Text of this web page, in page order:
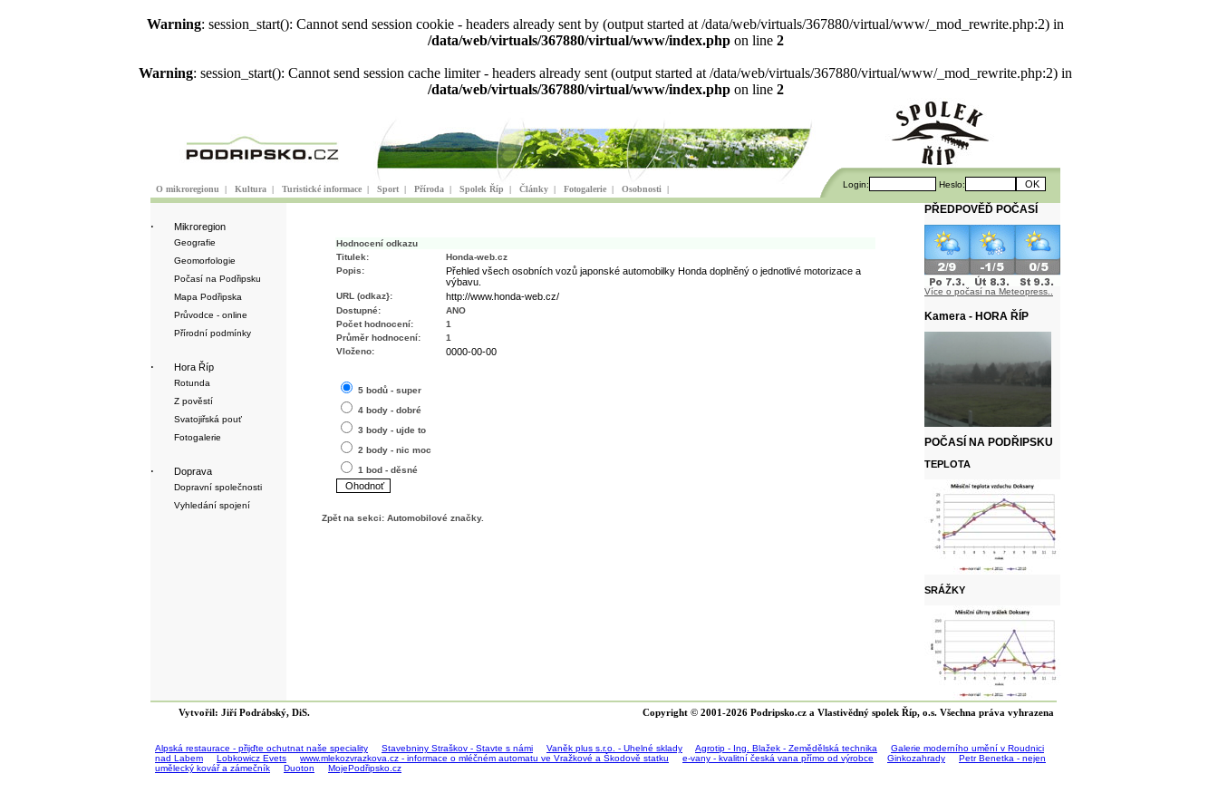
Warning: session_start(): Cannot send session cookie - headers already sent by (output started at /data/web/virtuals/367880/virtual/www/_mod_rewrite.php:2) in
/data/web/virtuals/367880/virtual/www/index.phpon line 2
Warning: session_start(): Cannot send session cache limiter - headers already sent (output started at /data/web/virtuals/367880/virtual/www/_mod_rewrite.php:2) in
/data/web/virtuals/367880/virtual/www/index.phpon line 2
O mikroregionu | Kultura | Turistické informace | Sport | Příroda | Spolek Říp | Články | Fotogalerie | Osobnosti | Login: Heslo:
· Mikroregion
Geografie
Geomorfologie
Počasí na Podřipsku
Mapa Podřipska
Průvodce - online
Přírodní podmínky
· Hora Říp
Rotunda
Z pověstí
Svatojiřská pouť
Fotogalerie
· Doprava
Dopravní společnosti
Vyhledání spojení
Hodnocení odkazu
Titulek:
Honda-web.cz
Popis:
Přehled všech osobních vozů japonské automobilky Honda doplněný o jednotlivé motorizace a
výbavu.
URL (odkaz}: http://www.honda-web.cz/
Dostupné:
ANO
Počet hodnocení:
1
Průměr hodnocení:
1
Vloženo:
0000-00-00
5 bodů - super
4 body - dobré
3 body - ujde to
2 body - nic moc
1 bod - děsné
Zpět na sekci: Automobilové značky.
PŘEDPOVĚĎ POČASÍ
Více o počasí na Meteopress..
Kamera - HORA ŘÍP
POČASÍ NA PODŘIPSKU
TEPLOTA
SRÁŽKY
Vytvořil: Jiří Podrábský, DiS. Copyright © 2001-2026 Podripsko.cz a Vlastivědný spolek Říp, o.s. Všechna práva vyhrazena
Alpská restaurace - přijďte ochutnat naše speciality Stavebniny Straškov - Stavte s námi Vaněk plus s.r.o. - Uhelné sklady Agrotip - Ing. Blažek - Zemědělská technika
Galerie moderního umění v Roudnici
nad Labem
Lobkowicz Evets www.mlekozvrazkova.cz - informace o mléčném automatu ve Vražkové a Škodově statku e-vany - kvalitní česká vana přímo od výrobce Ginkozahrady
Petr Benetka - nejen
umělecký kovář a zámečník
Duoton MojePodřipsko.cz